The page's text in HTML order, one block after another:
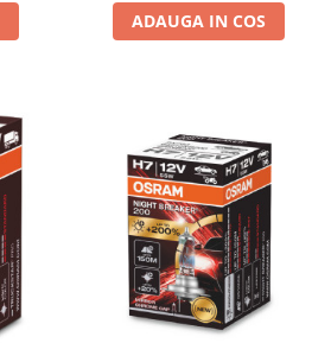
ADAUGA IN COS